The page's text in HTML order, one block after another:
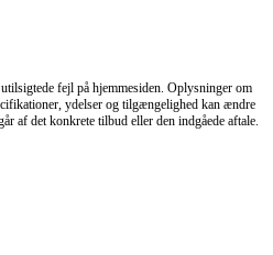
fejl på hjemmesiden. Oplysninger om
ydelser og tilgængelighed kan ændre
af det konkrete tilbud eller den indgåede aftale.